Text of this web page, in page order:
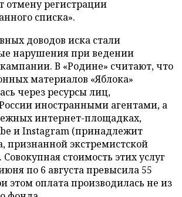
отмену регистрации
списка».
доводов иска стали
нарушения при ведении
В «Родине» считают, что
материалов «Яблока»
через ресурсы лиц,
иностранными агентами, а
интернет-площадках,
и Instagram (принадлежит
признанной экстремистской
стоимость этих услуг
по 6 августа превысила 55
этом оплата производилась не из